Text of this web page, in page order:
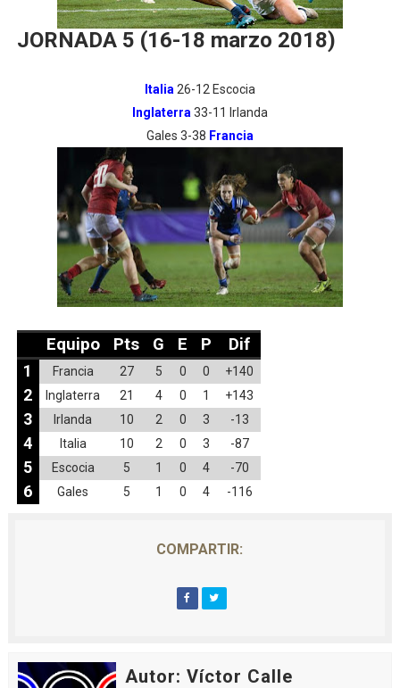
JORNADA 5 (16-18 marzo 2018)
Italia 26-12 Escocia
Inglaterra 33-11 Irlanda
Gales 3-38 Francia
Equipo Pts G E P Dif
1 Francia 27 5 0 0 +140
2 Inglaterra 21 4 0 1 +143
3 Irlanda 10 2 0 3 -13
4 Italia 10 2 0 3 -87
5 Escocia 5 1 0 4 -70
6 Gales 5 1 0 4 -116
COMPARTIR:
Autor: Víctor Calle